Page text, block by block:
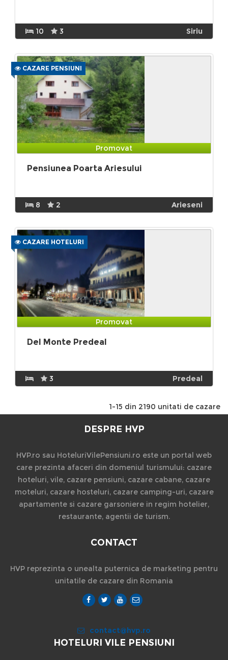
10 3 Siriu
CAZARE PENSIUNI
Promovat
Pensiunea Poarta Ariesului
8 2 Arieseni
CAZARE HOTELURI
Promovat
Del Monte Predeal
3 Predeal
1-15 din 2190 unitati de cazare
DESPRE HVP
HVP.ro sau HoteluriVilePensiuni.ro este un portal web
care prezinta afaceri din domeniul turismului: cazare
hoteluri, vile, cazare pensiuni, cazare cabane, cazare
moteluri, cazare hosteluri, cazare camping-uri, cazare
apartamente si cazare garsoniere in regim hotelier,
restaurante, agentii de turism.
CONTACT
HVP reprezinta o unealta puternica de marketing pentru
unitatile de cazare din Romania
contact@hvp.ro
HOTELURI VILE PENSIUNI